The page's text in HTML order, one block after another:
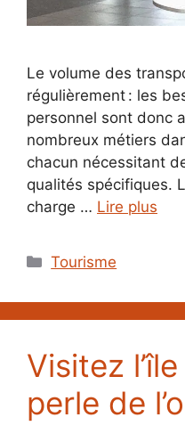
Le volume des
régulièrement : les
personnel sont donc
nombreux métiers
chacun nécessitant
qualités spécifiques.
charge … Lire plus
Catégories
Tourisme
Visitez
perle de